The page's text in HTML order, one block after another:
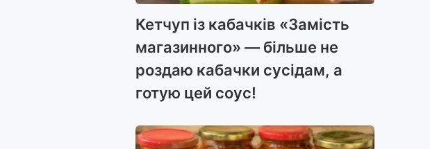
Кетчуп із кабачків «Замість
магазинного» — більше не
роздаю кабачки сусідам, а
готую цей соус!